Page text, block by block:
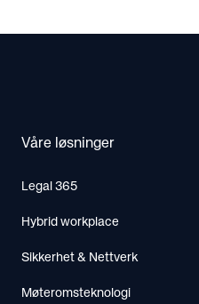
Våre løsninger
Legal 365
Hybrid workplace
Sikkerhet & Nettverk
Møteromsteknologi